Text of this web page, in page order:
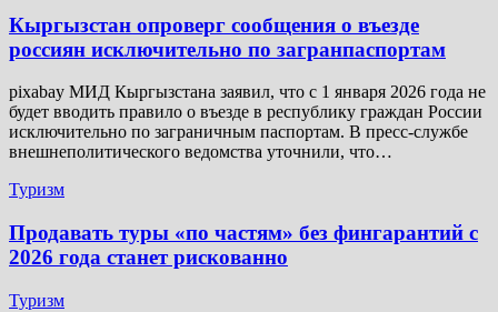
Кыргызстан опроверг сообщения о въезде
россиян исключительно по загранпаспортам
pixabay МИД Кыргызстана заявил, что с 1 января 2026 года не
будет вводить правило о въезде в республику граждан России
исключительно по заграничным паспортам. В пресс-службе
внешнеполитического ведомства уточнили, что…
Туризм
Продавать туры «по частям» без фингарантий с
2026 года станет рискованно
Туризм